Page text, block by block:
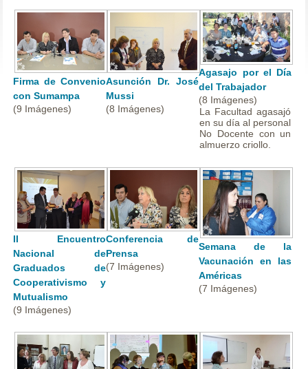
Firma de Convenio
con Sumampa
(9 Imágenes)
Asunción Dr. José
Mussi
(8 Imágenes)
Agasajo por el Día
del Trabajador
(8 Imágenes)
La Facultad agasajó
en su día al personal
No Docente con un
almuerzo criollo.
II Encuentro
Nacional de
Graduados de
Cooperativismo y
Mutualismo
(9 Imágenes)
Conferencia de
Prensa
(7 Imágenes)
Semana de la
Vacunación en las
Américas
(7 Imágenes)